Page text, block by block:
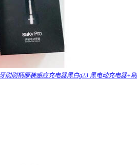
刷刷柄原装感应充电器黑白g23 黑电动充电器+刷